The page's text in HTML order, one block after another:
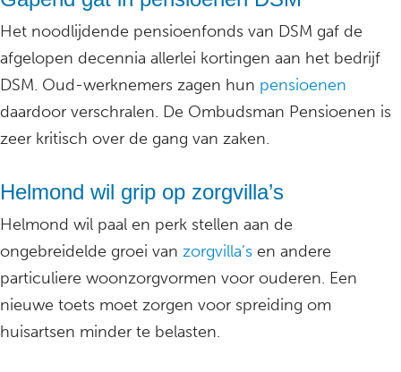
Het noodlijdende pensioenfonds van DSM gaf de
afgelopen decennia allerlei kortingen aan het bedrijf
DSM. Oud-werknemers zagen hun pensioenen
daardoor verschralen. De Ombudsman Pensioenen is
zeer kritisch over de gang van zaken.
Helmond wil grip op zorgvilla’s
Helmond wil paal en perk stellen aan de
ongebreidelde groei van zorgvilla’s en andere
particuliere woonzorgvormen voor ouderen. Een
nieuwe toets moet zorgen voor spreiding om
huisartsen minder te belasten.